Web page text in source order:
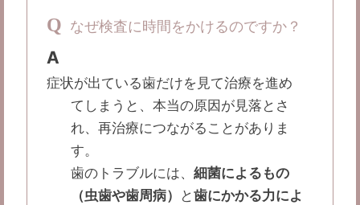
Q なぜ検査に時間をかけるのですか？
A
症状が出ている歯だけを見て治療を進め
てしまうと、本当の原因が見落とさ
れ、再治療につながることがありま
す。
歯のトラブルには、細菌によるもの
（虫歯や歯周病）
と歯にかかる力によ